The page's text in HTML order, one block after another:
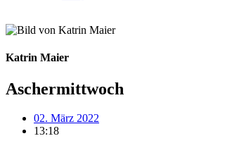
Katrin Maier
Aschermittwoch
02. März 2022
13:18